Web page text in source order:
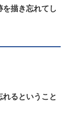
描き忘れてし
るということ